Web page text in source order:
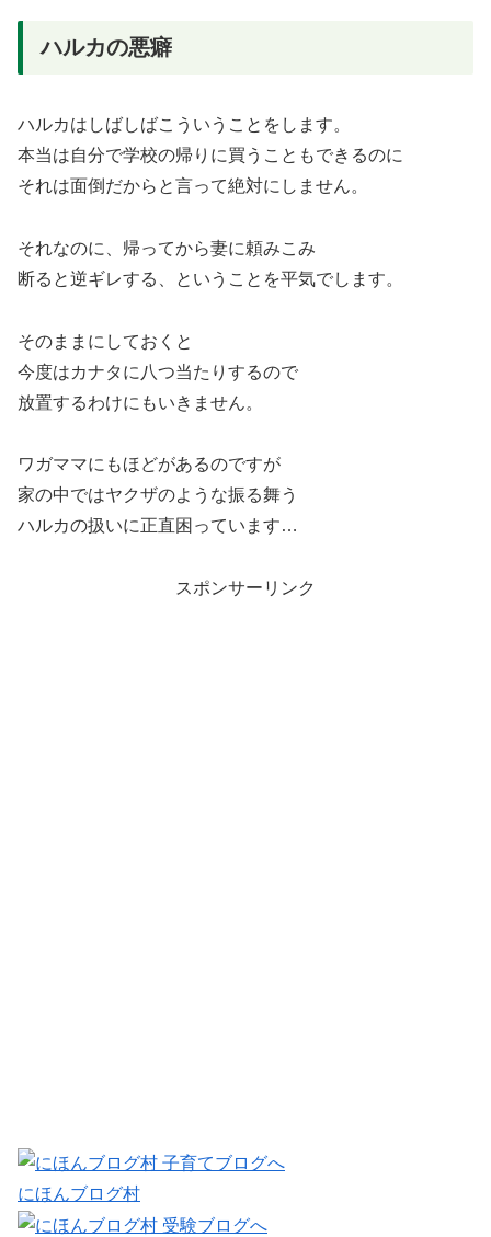
ハルカの悪癖
ハルカはしばしばこういうことをします。
本当は自分で学校の帰りに買うこともできるのに
それは面倒だからと言って絶対にしません。
それなのに、帰ってから妻に頼みこみ
断ると逆ギレする、ということを平気でします。
そのままにしておくと
今度はカナタに八つ当たりするので
放置するわけにもいきません。
ワガママにもほどがあるのですが
家の中ではヤクザのような振る舞う
ハルカの扱いに正直困っています…
スポンサーリンク
にほんブログ村